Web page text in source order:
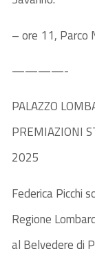
– ore 11, Parco
————-
PALAZZO
PREMIAZIONI
2025
Federica Picchi
Regione
al Belvedere di